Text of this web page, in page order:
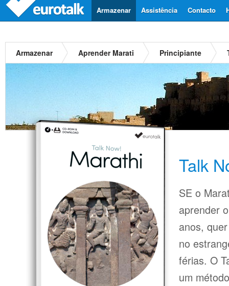
Contacto
Assistência
Armazenar
Armazenar Aprender Marati Principiante
Talk
SE o
aprender
anos,
no
férias. O
um